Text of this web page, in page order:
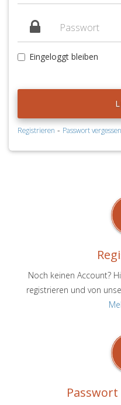
Eingeloggt bleiben
Registrieren - Passwort
Noch keinen Account?
registrieren und von